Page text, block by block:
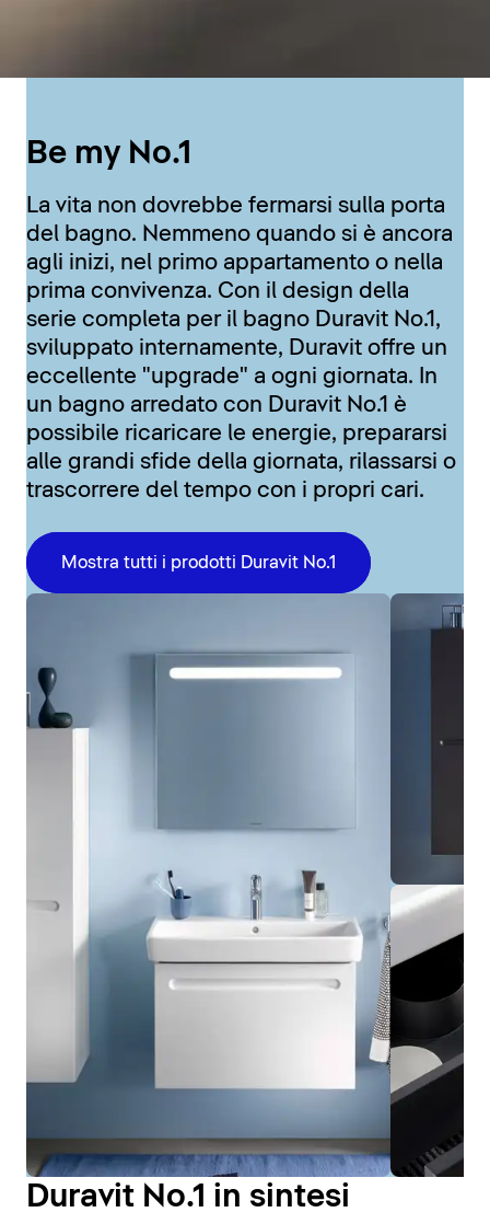
Be my No.1
La vita non dovrebbe fermarsi sulla porta
del bagno. Nemmeno quando si è ancora
agli inizi, nel primo appartamento o nella
prima convivenza. Con il design della
serie completa per il bagno Duravit No.1,
sviluppato internamente, Duravit offre un
eccellente "upgrade" a ogni giornata. In
un bagno arredato con Duravit No.1 è
possibile ricaricare le energie, prepararsi
alle grandi sfide della giornata, rilassarsi o
trascorrere del tempo con i propri cari.
Mostra tutti i prodotti Duravit No.1
Duravit No.1 in sintesi